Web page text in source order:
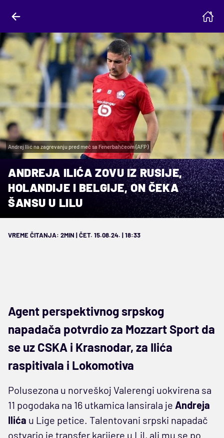
Andrej Ilić na zagrevanju pred meč sa Fenerbahčeom (AFP)
ANDREJA ILIĆA ZOVU IZ RUSIJE,
HOLANDIJE I BELGIJE, ON ČEKA
ŠANSU U LILU
VREME ČITANJA: 2MIN | ČET. 15.08.24. | 18:33
Agent perspektivnog srpskog
napadača potvrdio za Mozzart Sport da
se uz CSKA i Krasnodar, za Ilića
raspitivala i Lokomotiva
Polusezona u norveškoj Valerengi uokvirena sa
11 pogodaka na 16 utkamica lansirala je Andreja
Ilića u Lige petice. Talentovani srpski napadač
ostvario je transfer karijere u Lil, ali mu se po